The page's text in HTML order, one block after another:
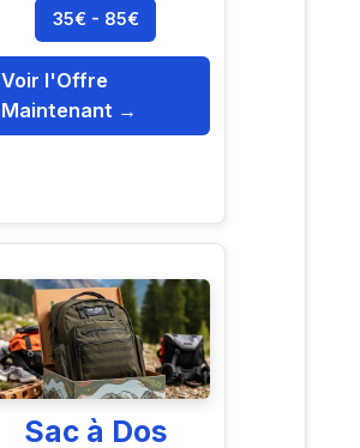
35€ - 85€
Voir l'Offre
Maintenant →
Sac à Dos